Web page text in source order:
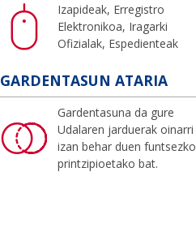
Izapideak, Erregistro
Elektronikoa, Iragarki
Ofizialak, Espedienteak
GARDENTASUN ATARIA
Gardentasuna da gure
Udalaren jarduerak oinarri
izan behar duen funtsezko
printzipioetako bat.